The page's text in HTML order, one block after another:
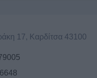
17, Καρδίτσα 43100